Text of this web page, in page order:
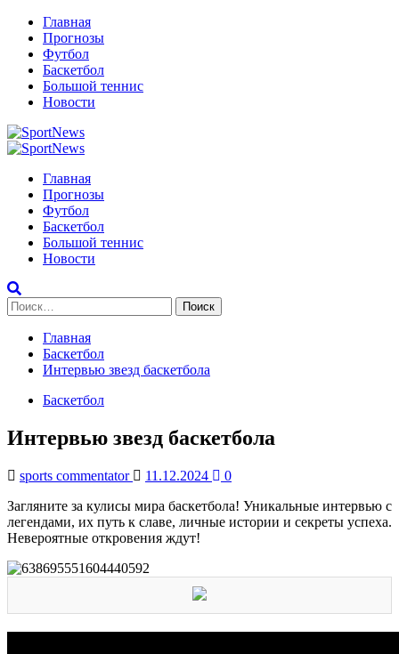
Перейти
содержимому
Главная
Прогнозы
Футбол
Баскетбол
Большой теннис
Новости
Primary
Главная
Прогнозы
Футбол
Баскетбол
Большой теннис
Новости
Найти:
Главная
Баскетбол
Интервью звезд баскетбола
Баскетбол
Интервью звезд баскетбола
sports commentator 11.12.2024
0
Загляните за кулисы мира баскетбола! Уникальные интервью с
легендами, их путь к славе, личные истории и секреты успеха.
Невероятные откровения ждут!